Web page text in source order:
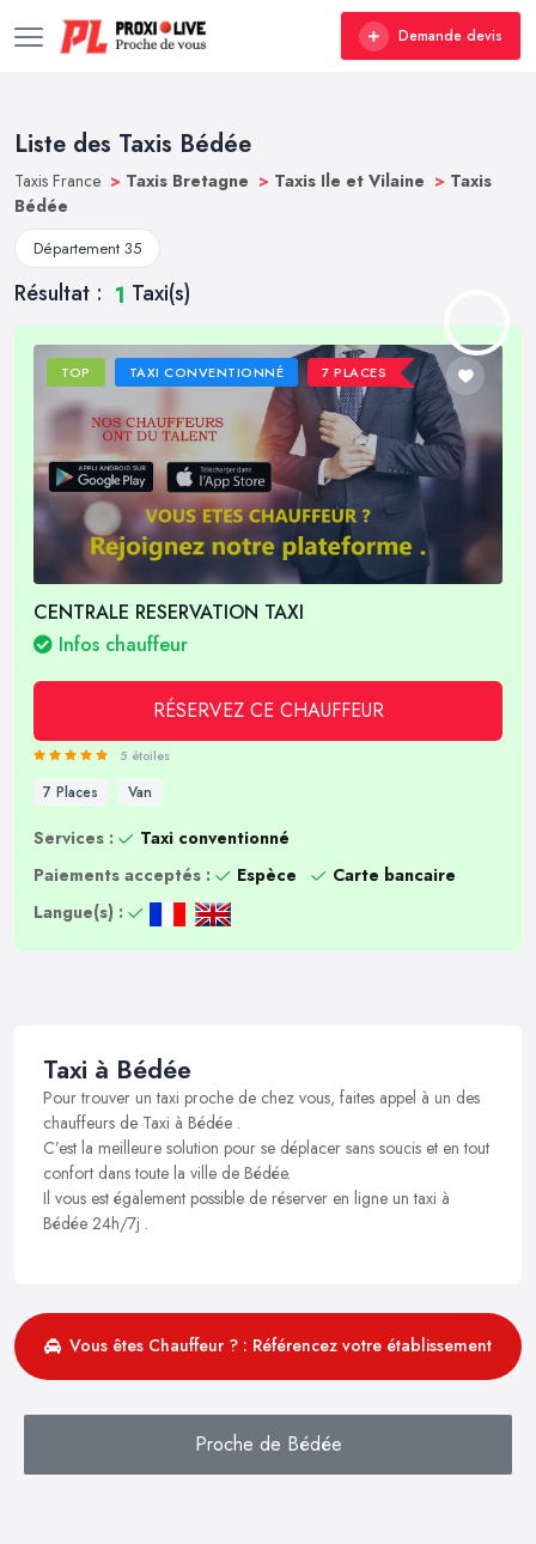
Demande devis
Liste des Taxis Bédée
Taxis France > Taxis Bretagne > Taxis Ile et Vilaine > Taxis
Bédée
Département 35
Résultat : 1 Taxi(s)
TOP TAXI CONVENTIONNÉ 7 PLACES
CENTRALE RESERVATION TAXI
Infos chauffeur
RÉSERVEZ CE CHAUFFEUR
5 étoiles
7 Places Van
Services :
Taxi conventionné
Paiements acceptés :
Espèce
Carte bancaire
Langue(s) :
Taxi à Bédée
Pour trouver un taxi proche de chez vous, faites appel à un des
chauffeurs de Taxi à Bédée .
C’est la meilleure solution pour se déplacer sans soucis et en tout
confort dans toute la ville de Bédée.
Il vous est également possible de réserver en ligne un taxi à
Bédée 24h/7j .
Vous êtes Chauffeur ? : Référencez votre établissement
Proche de Bédée